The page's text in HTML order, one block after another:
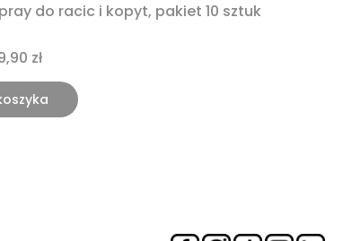
Livestock Derm Spray + , Spray do racic i kopyt, pakiet 10 sztuk
zł